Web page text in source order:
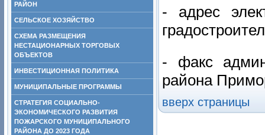
РАЙОН
СЕЛЬСКОЕ ХОЗЯЙСТВО
СХЕМА РАЗМЕЩЕНИЯ
НЕСТАЦИОНАРНЫХ ТОРГОВЫХ
ОБЪЕКТОВ
ИНВЕСТИЦИОННАЯ ПОЛИТИКА
МУНИЦИПАЛЬНЫЕ ПРОГРАММЫ
СТРАТЕГИЯ СОЦИАЛЬНО-
ЭКОНОМИЧЕСКОГО РАЗВИТИЯ
ПОЖАРСКОГО МУНИЦИПАЛЬНОГО
РАЙОНА ДО 2023 ГОДА
- адрес
- факс
района
вверх страницы